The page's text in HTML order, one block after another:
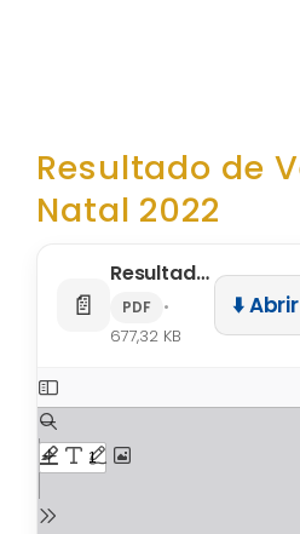
Resultado de
Natal 2022
📄
Resultado de Vendas- Natal 2022
PDF
•
677,32 KB
⬇️